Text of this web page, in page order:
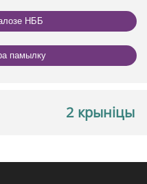
НББ
памылку
2 крыніцы